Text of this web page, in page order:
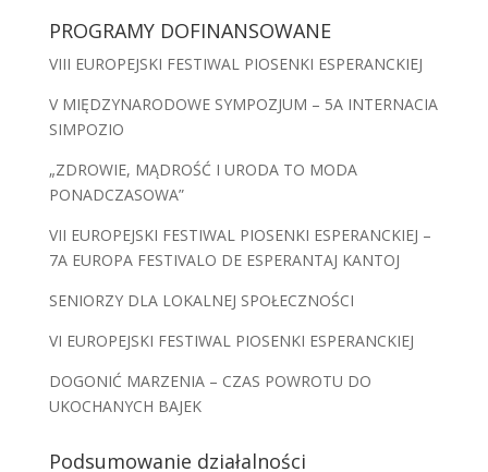
PROGRAMY DOFINANSOWANE
VIII EUROPEJSKI FESTIWAL PIOSENKI ESPERANCKIEJ
V MIĘDZYNARODOWE SYMPOZJUM – 5A INTERNACIA
SIMPOZIO
„ZDROWIE, MĄDROŚĆ I URODA TO MODA
PONADCZASOWA”
VII EUROPEJSKI FESTIWAL PIOSENKI ESPERANCKIEJ –
7A EUROPA FESTIVALO DE ESPERANTAJ KANTOJ
SENIORZY DLA LOKALNEJ SPOŁECZNOŚCI
VI EUROPEJSKI FESTIWAL PIOSENKI ESPERANCKIEJ
DOGONIĆ MARZENIA – CZAS POWROTU DO
UKOCHANYCH BAJEK
Podsumowanie działalności